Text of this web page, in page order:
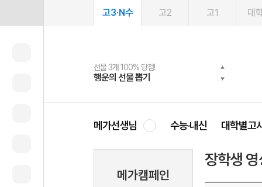
고3·N수 고2 고1 대
선물 3개 100% 당첨!
행운의 선물 뽑기
선물 100% 증정!
메가스터디 X 올리브
2027 러셀 단과
강사 공개선발
스마트러닝앱
설문 EVENT
메가패스
3일 무료 체험권
메가패스 수강생 무료혜택!
메가클럽 멤버십
사회공헌 캠페인
희망이룸 메가나눔
메가선생님 수능·내신 대학별고
메가캠페인
장학생